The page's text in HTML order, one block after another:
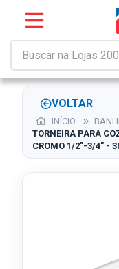
VOLTAR
INÍCIO
TORNEIRA PARA
CROMO 1/2"-3/4" -